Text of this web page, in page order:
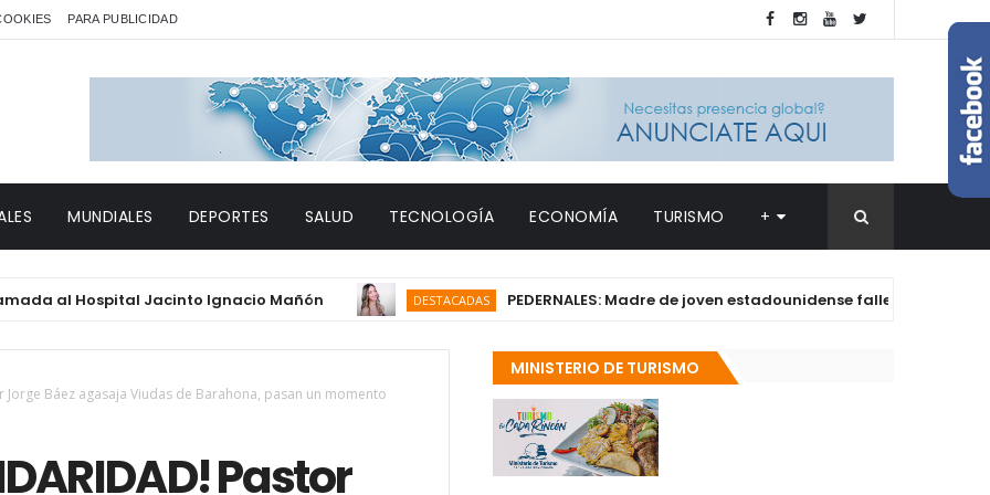
PARA PUBLICIDAD
MUNDIALES DEPORTES SALUD TECNOLOGÍA ECONOMÍA TURISMO +
Hospital Jacinto Ignacio Mañón DESTACADAS PEDERNALES: Madre de joven estadounidense fallecida en Bahía de
Jorge Báez agasaja Viudas de Barahona, pasan un momento
Pastor
MINISTERIO DE TURISMO